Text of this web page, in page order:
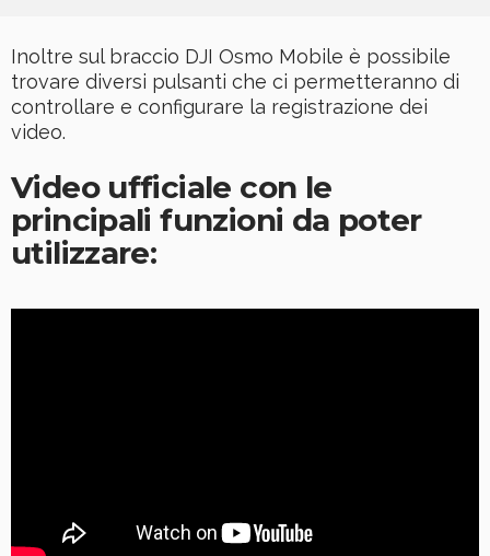
Inoltre sul braccio DJI Osmo Mobile è possibile
trovare diversi pulsanti che ci permetteranno di
controllare e configurare la registrazione dei
video.
Video ufficiale con le
principali funzioni da poter
utilizzare: